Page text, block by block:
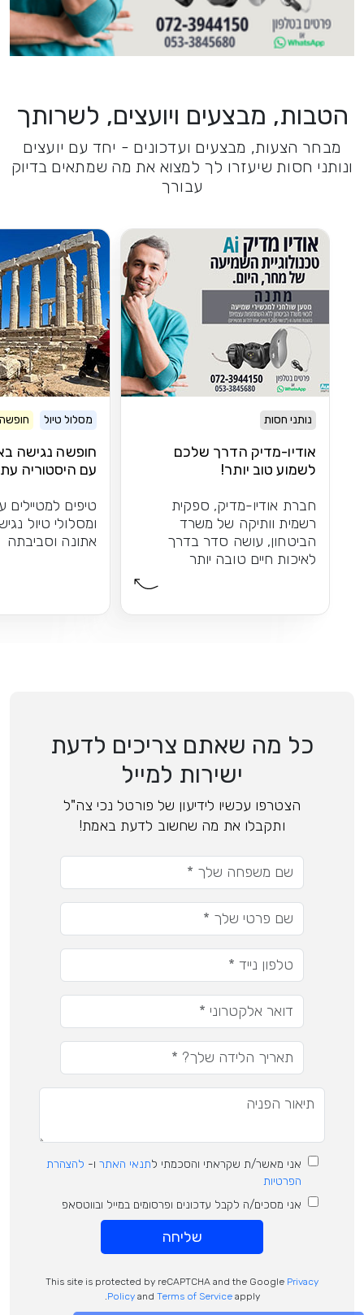
הטבות, מבצעים ויועצים, לשרותך
מבחר הצעות, מבצעים ועדכונים - יחד עם יועצים
ונותני חסות שיעזרו לך למצוא את מה שמתאים בדיוק
עבורך
נותני חסות
אודיו-מדיק הדרך שלכם
לשמוע טוב יותר!
חברת אודיו-מדיק, ספקית
רשמית וותיקה של משרד
הביטחון, עושה סדר בדרך
לאיכות חיים טובה יותר
מסלול טיול
חופשה נגישה
עם היסטוריה
טיפים למטיילים
ומסלולי טיול
אתונה וסביבתה
כל מה שאתם צריכים לדעת
ישירות למייל
הצטרפו עכשיו לידיעון של פורטל נכי צה"ל
ותקבלו את מה שחשוב לדעת באמת!
אני מאשר/ת שקראתי והסכמתי לתנאי האתר ו- להצהרת
הפרטיות
אני מסכים/ה לקבל עדכונים ופרסומים במייל ובווטסאפ
שליחה
This site is protected by reCAPTCHA and the Google Privacy
Policyand Terms of Serviceapply.